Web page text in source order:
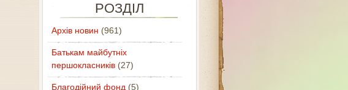
РОЗДІЛ
Архів новин (961)
Батькам майбутніх
першокласників(27)
Благодійний фонд (5)